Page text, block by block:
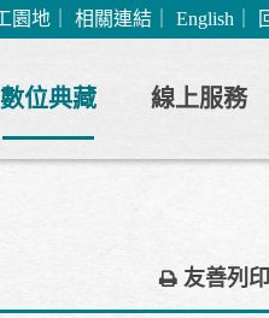
園地 相關連結 English
數位典藏 線上服務
友善列印